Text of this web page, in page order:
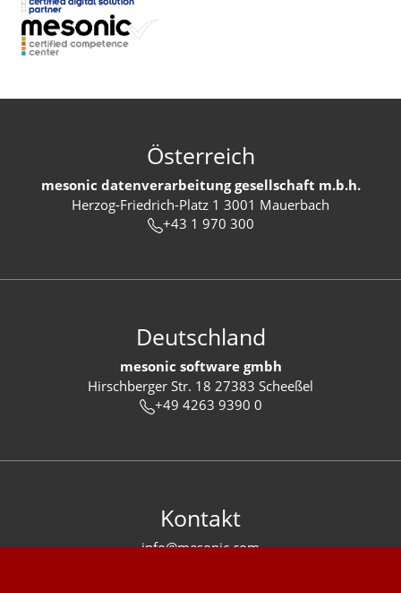
Österreich
mesonic datenverarbeitung gesellschaft m.b.h.
Herzog-Friedrich-Platz 1 3001 Mauerbach
+43 1 970 300
Deutschland
mesonic software gmbh
Hirschberger Str. 18 27383 Scheeßel
+49 4263 9390 0
Kontakt
info@mesonic.com